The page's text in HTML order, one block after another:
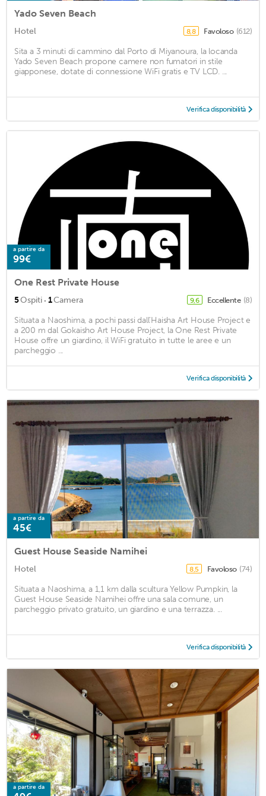
Yado Seven Beach
Hotel 8,8 Favoloso (612)
Sita a 3 minuti di cammino dal Porto di Miyanoura, la locanda
Yado Seven Beach propone camere non fumatori in stile
giapponese, dotate di connessione WiFi gratis e TV LCD. ...
Verifica disponibilità
a partire da
99€
One Rest Private House
5Ospiti · 1Camera 9,6 Eccellente (8)
Situata a Naoshima, a pochi passi dall'Haisha Art House Project e
a 200 m dal Gokaisho Art House Project, la One Rest Private
House offre un giardino, il WiFi gratuito in tutte le aree e un
parcheggio ...
Verifica disponibilità
a partire da
45€
Guest House Seaside Namihei
Hotel 8,5 Favoloso (74)
Situata a Naoshima, a 1,1 km dalla scultura Yellow Pumpkin, la
Guest House Seaside Namihei offre una sala comune, un
parcheggio privato gratuito, un giardino e una terrazza. ...
Verifica disponibilità
a partire da